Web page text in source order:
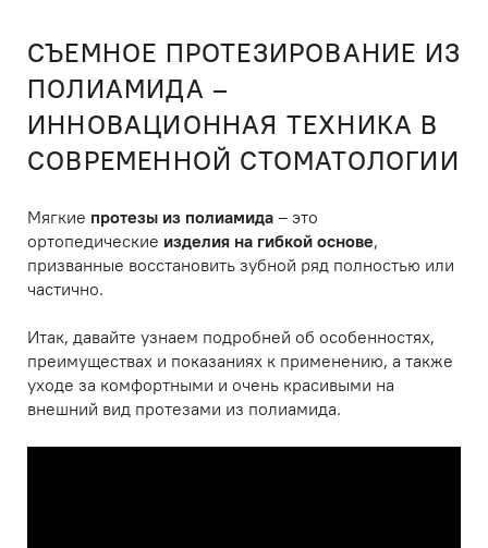
СЪЕМНОЕ ПРОТЕЗИРОВАНИЕ ИЗ
ПОЛИАМИДА –
ИННОВАЦИОННАЯ ТЕХНИКА В
СОВРЕМЕННОЙ СТОМАТОЛОГИИ
Мягкие протезы из полиамида – это
ортопедические изделия на гибкой основе,
призванные восстановить зубной ряд полностью или
частично.
Итак, давайте узнаем подробней об особенностях,
преимуществах и показаниях к применению, а также
уходе за комфортными и очень красивыми на
внешний вид протезами из полиамида.